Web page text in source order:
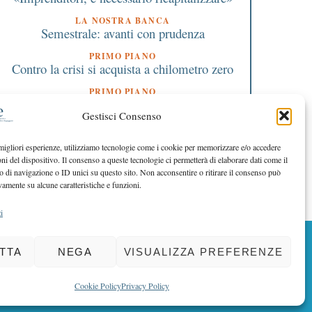
Gestisci Consenso
esperienze, utilizziamo tecnologie come i cookie per memorizzare e/o accedere
del dispositivo. Il consenso a queste tecnologie ci permetterà di elaborare dati come il
di navigazione o ID unici su questo sito. Non acconsentire o ritirare il consenso può
su alcune caratteristiche e funzioni.
NEGA VISUALIZZA PREFERENZE
Cookie PolicyPrivacy Policy
LA NOSTRA BANCA
Semestrale: avanti con prudenza
PRIMO PIANO
Contro la crisi si acquista a chilometro zero
PRIMO PIANO
EDITORIALE PRESIDENTE
La banca della fiducia ti è vicina
BACK TO TOP